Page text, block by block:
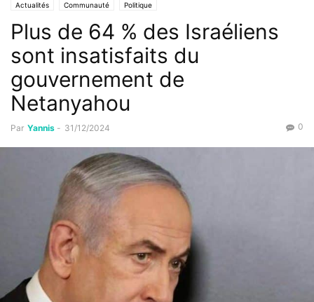
Actualités Communauté Politique
Plus de 64 % des Israéliens
sont insatisfaits du
gouvernement de
Netanyahou
Par Yannis - 31/12/2024 0